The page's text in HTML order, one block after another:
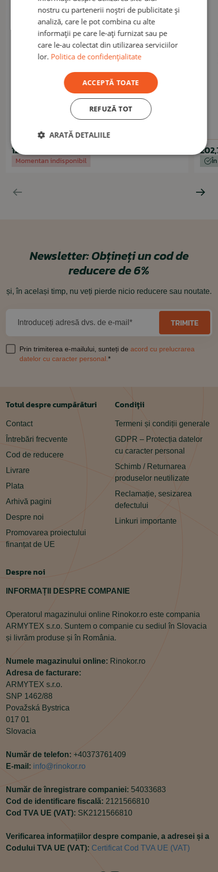
MIL-TEC
Vestă tactică Chest Rig Light coyote
126,50 lei
Momentan indisponibil
Newsletter:Obțineți un cod de
reducere de 6%
și, în același timp, nu veți pierde nicio reducere sau noutate.
Introduceți adresă dvs. de e-mail* TRIMITE
Prin trimiterea e-mailului, sunteți de acord cu prelucrarea
datelor cu caracter personal. *
Totul despre cumpărături
Contact
Întrebări frecvente
Cod de reducere
Livrare
Plata
Arhivă pagini
Despre noi
Promovarea proiectului
finanțat de UE
Condiții
Termeni și condiții generale
GDPR – Protecția datelor
cu caracter personal
Schimb / Returnarea
produselor neutilizate
Reclamație, sesizarea
defectului
Linkuri importante
Despre noi
INFORMAȚII DESPRE COMPANIE
Operatorul magazinului online Rinokor.ro este compania
ARMYTEX s.r.o. Suntem o companie cu sediul în Slovacia
și livrăm produse și în România.
Numele magazinului online: Rinokor.ro
Adresa de facturare:
ARMYTEX s.r.o.
SNP 1462/88
Považská Bystrica
017 01
Slovacia
Număr de telefon: +40373761409
E-mail: info@rinokor.ro
Număr de înregistrare companiei: 54033683
Cod de identificare fiscală: 2121566810
Cod TVA UE (VAT): SK2121566810
Verificarea informațiilor despre companie, a adresei și a
Codului TVA UE (VAT): Certificat Cod TVA UE (VAT)
nostru cu partenerii noștri de publicitate și
analiză, care le pot combina cu alte
informații pe care le-ați furnizat sau pe
care le-au colectat din utilizarea serviciilor
lor. Politica de confidențialitate
ACCEPTĂ TOATE
REFUZĂ TOT
ARATĂ DETALIILE